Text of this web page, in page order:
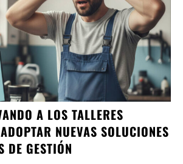
A LOS TALLERES
NUEVAS SOLUCIONES
DE GESTIÓN